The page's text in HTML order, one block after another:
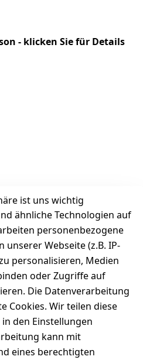
- klicken Sie für Details
ist uns wichtig
ähnliche Technologien auf
personenbezogene
unserer Webseite (z.B. IP-
personalisieren, Medien
oder Zugriffe auf
Die Datenverarbeitung
Cookies. Wir teilen diese
den Einstellungen
kann mit
eines berechtigten
Wir
versenden
mit
Zahle
bequem per